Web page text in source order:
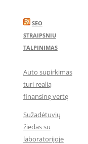
SEO
STRAIPSNIU
TALPINIMAS
Auto supirkimas
turi realią
finansinę vertę
Sužadėtuvių
žiedas su
laboratorijoje